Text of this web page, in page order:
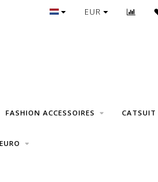
GRATIS VERZENDING VANAF € 75
EUR
FASHION ACCESSOIRES CATSUIT